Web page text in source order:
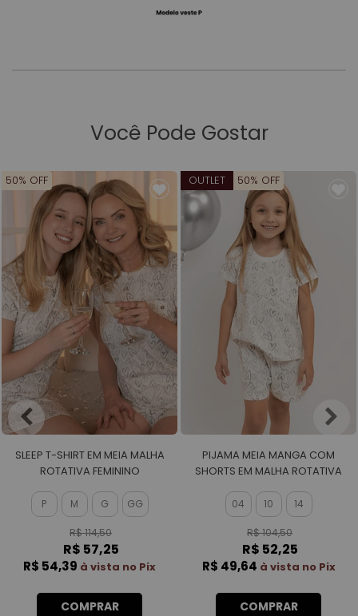
Você Pode Gostar
50% OFF
SLEEP T-SHIRT EM MEIA MALHA
ROTATIVA FEMININO
P M G GG
R$ 114,50
R$ 57,25
R$ 54,39 à vista no Pix
COMPRAR
OUTLET 50% OFF
PIJAMA MEIA MANGA COM
SHORTS EM MALHA ROTATIVA
04 10 14
R$ 104,50
R$ 52,25
R$ 49,64 à vista no Pix
COMPRAR